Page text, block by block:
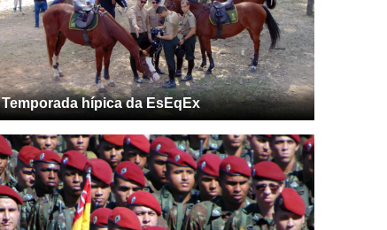
Temporada hípica da EsEqEx